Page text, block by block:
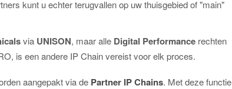
kunt u echter terugvallen op uw thuisgebied of "main"
via UNISON, maar alle Digital Performancerechten
is een andere IP Chain vereist voor elk proces.
aangepakt via de Partner IP Chains. Met deze functie